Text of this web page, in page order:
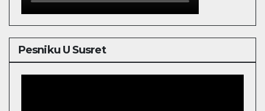
Pesniku U Susret